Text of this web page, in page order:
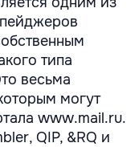
типа
весьма
могут
www.mail.ru.
QIP, &RQ и